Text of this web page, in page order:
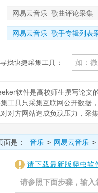
网易云音乐_歌曲评论采集
网易云音乐_歌手专辑列表
找快捷采集工具：
软件是高校师生撰写论文
工具只采集互联网公开数据
对方网站造成负载压力，采
面是： 音乐 > 网易云音乐 >
请下载最新版爬虫软